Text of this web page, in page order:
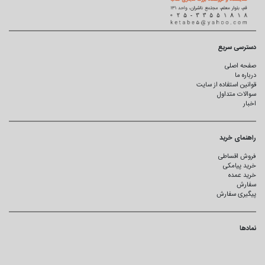
دسترسی سریع
صفحه اصلی
درباره ما
قوانین استفاده از سایت
سوالات متداول
اخبار
راهنمای خرید
فروش اقساطی
خرید پیامکی
خرید عمده
سفارش
پیگیری سفارش
نمادها